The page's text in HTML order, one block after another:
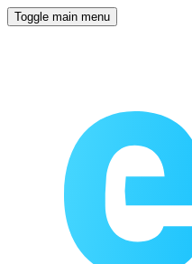
Toggle main menu